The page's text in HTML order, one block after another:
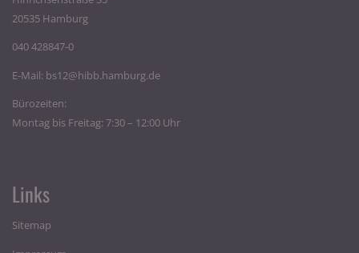
20535 Hamburg
040 428847-0
E-Mail: bs12@hibb.hamburg.de
Bürozeiten:
Montag bis Freitag: 7:30 – 12:00 Uhr
Links
Sitemap